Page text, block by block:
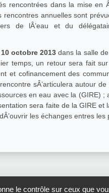
le contrôle sur ceux que
rencontrées dans la mise en
annuelles sont
de lÂ’eau et du
octobre 2013 dans la salle
temps, un retour sera fait
et cofinancement des
sÂ’articulera autour
en eau avec la (GIRE) ;
sera faite de la GIRE et
les échanges entres les